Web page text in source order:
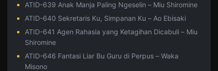
ATID-639 Anak Manja Paling Ngeselin – Miu Shiromine
ATID-640 Sekretaris Ku, Simpanan Ku – Ao Ebisaki
ATID-641 Agen Rahasia yang Ketagihan Dicabuli – Miu
Shiromine
ATID-646 Fantasi Liar Bu Guru di Perpus – Waka
Misono